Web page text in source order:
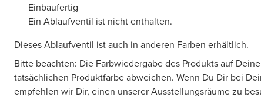
Einbaufertig
Ein Ablaufventil ist nicht enthalten.
Dieses Ablaufventil ist auch in anderen Farben erhältlich.
Bitte beachten: Die Farbwiedergabe des Produkts auf
tatsächlichen Produktfarbe abweichen. Wenn Du Dir bei
empfehlen wir Dir, einen unserer Ausstellungsräume zu